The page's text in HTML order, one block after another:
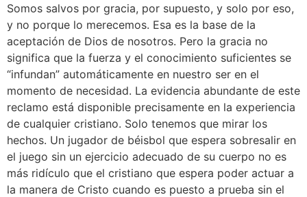
Somos salvos por gracia, por supuesto, y solo por eso,
y no porque lo merecemos. Esa es la base de la
aceptación de Dios de nosotros. Pero la gracia no
significa que la fuerza y el conocimiento suficientes se
“infundan” automáticamente en nuestro ser en el
momento de necesidad. La evidencia abundante de este
reclamo está disponible precisamente en la experiencia
de cualquier cristiano. Solo tenemos que mirar los
hechos. Un jugador de béisbol que espera sobresalir en
el juego sin un ejercicio adecuado de su cuerpo no es
más ridículo que el cristiano que espera poder actuar a
la manera de Cristo cuando es puesto a prueba sin el